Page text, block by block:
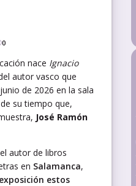
0
nace Ignacio
autor vasco que
de 2026 en la sala
su tiempo que,
José Ramón
autor de libros
en Salamanca,
estos